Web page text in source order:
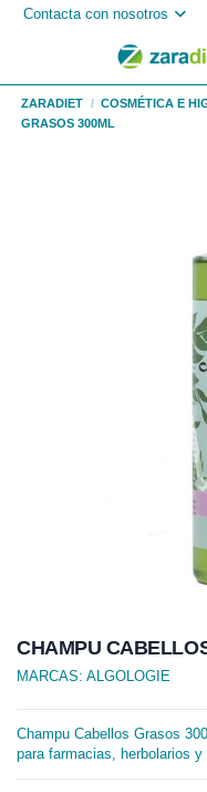
Contacta con nosotros
ZARADIET COSMÉTICA E
GRASOS 300ML
CHAMPU
MARCAS: ALGOLOGIE
Champu Cabellos Grasos
para farmacias, herbolarios y